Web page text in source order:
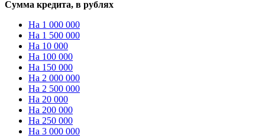
Сумма кредита, в рублях
На 1 000 000
На 1 500 000
На 10 000
На 100 000
На 150 000
На 2 000 000
На 2 500 000
На 20 000
На 200 000
На 250 000
На 3 000 000